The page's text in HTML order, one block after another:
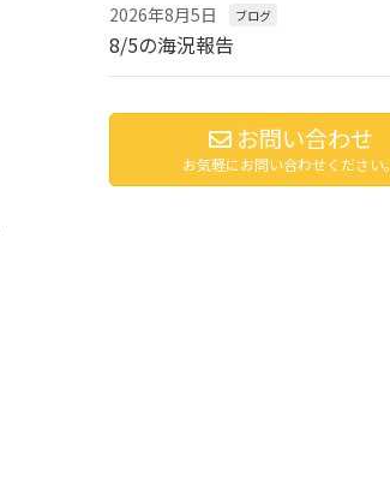
2026年8月5日 ブログ
8/5の海況報告
お問い合わせ
お気軽にお問い合わせください。